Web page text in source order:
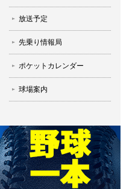
放送予定
先乗り情報局
ポケットカレンダー
球場案内